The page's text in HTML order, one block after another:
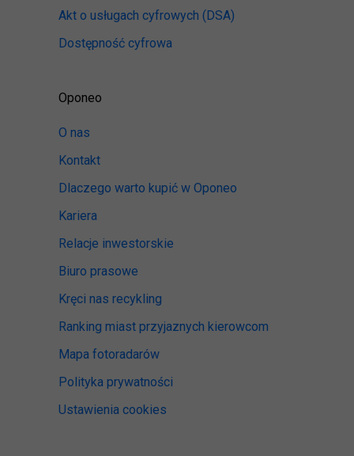
Akt o usługach cyfrowych (DSA)
Dostępność cyfrowa
Oponeo
O nas
Kontakt
Dlaczego warto kupić w Oponeo
Kariera
Relacje inwestorskie
Biuro prasowe
Kręci nas recykling
Ranking miast przyjaznych kierowcom
Mapa fotoradarów
Polityka prywatności
Ustawienia cookies